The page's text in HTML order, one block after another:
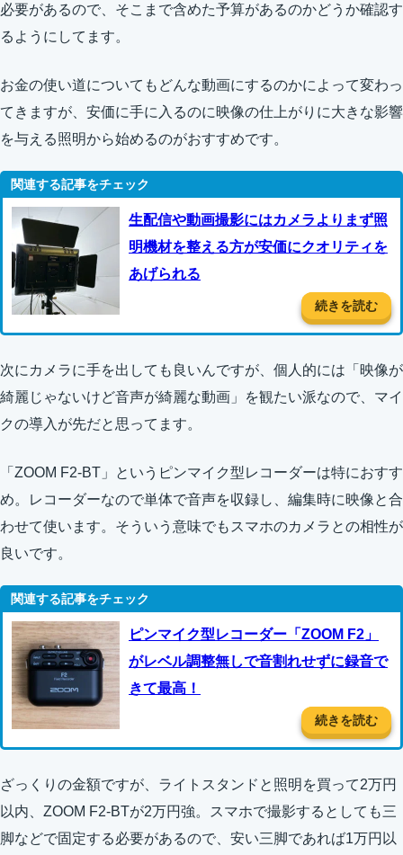
必要があるので、そこまで含めた予算があるのかどうか確認す
るようにしてます。
お金の使い道についてもどんな動画にするのかによって変わっ
てきますが、安価に手に入るのに映像の仕上がりに大きな影響
を与える照明から始めるのがおすすめです。
生配信や動画撮影にはカメラよりまず照
明機材を整える方が安価にクオリティを
あげられる
続きを読む
次にカメラに手を出しても良いんですが、個人的には「映像が
綺麗じゃないけど音声が綺麗な動画」を観たい派なので、マイ
クの導入が先だと思ってます。
「ZOOM F2-BT」というピンマイク型レコーダーは特におすす
め。レコーダーなので単体で音声を収録し、編集時に映像と合
わせて使います。そういう意味でもスマホのカメラとの相性が
良いです。
ピンマイク型レコーダー「ZOOM F2」
がレベル調整無しで音割れせずに録音で
きて最高！
続きを読む
ざっくりの金額ですが、ライトスタンドと照明を買って2万円
以内、ZOOM F2-BTが2万円強。スマホで撮影するとしても三
脚などで固定する必要があるので、安い三脚であれば1万円以